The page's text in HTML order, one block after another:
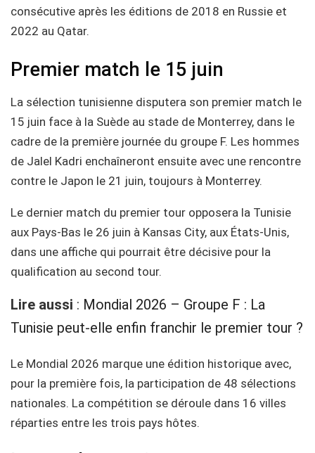
consécutive après les éditions de 2018 en Russie et
2022 au Qatar.
Premier match le 15 juin
La sélection tunisienne disputera son premier match le
15 juin face à la Suède au stade de Monterrey, dans le
cadre de la première journée du groupe F. Les hommes
de Jalel Kadri enchaîneront ensuite avec une rencontre
contre le Japon le 21 juin, toujours à Monterrey.
Le dernier match du premier tour opposera la Tunisie
aux Pays-Bas le 26 juin à Kansas City, aux États-Unis,
dans une affiche qui pourrait être décisive pour la
qualification au second tour.
Lire aussi : Mondial 2026 – Groupe F : La
Tunisie peut-elle enfin franchir le premier tour ?
Le Mondial 2026 marque une édition historique avec,
pour la première fois, la participation de 48 sélections
nationales. La compétition se déroule dans 16 villes
réparties entre les trois pays hôtes.